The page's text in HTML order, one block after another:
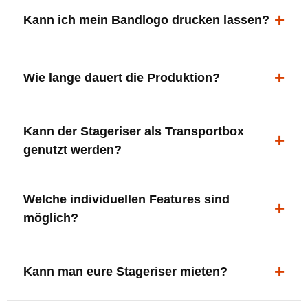
ergonomisch, sicher und gut sichtbar.
Kann ich mein Bandlogo drucken lassen?
deine Bühne, deine Marke.
Wie lange dauert die Produktion?
innerhalb Deutschlands kostenfrei.
Kann der Stageriser als Transportbox
genutzt werden?
oder Zubehör nutzen.
Welche individuellen Features sind
möglich?
XLR-Brücke / Schnittstelle
Setlist-Clip
Kann man eure Stageriser mieten?